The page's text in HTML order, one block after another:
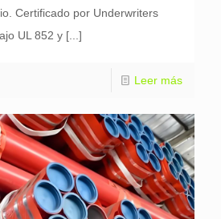
Certificado por Underwriters
UL 852 y [...]
Leer más